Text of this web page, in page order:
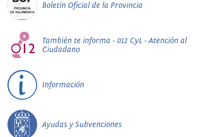
Boletín Oficial de la Provincia
También te informa - 012 CyL - Atención al
Ciudadano
Información
Ayudas y Subvenciones